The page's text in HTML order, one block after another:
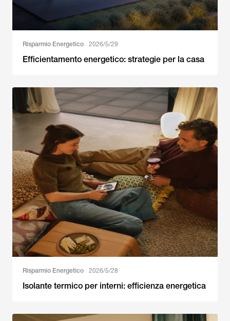
Risparmio Energetico 2026/5/29
Efficientamento energetico: strategie per la casa
Risparmio Energetico 2026/5/28
Isolante termico per interni: efficienza energetica